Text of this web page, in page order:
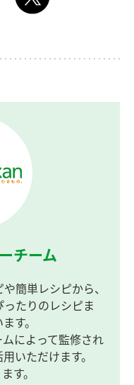
チーム
簡単レシピから、
たりのレシピま
す。
によって監修され
いただけます。
す。